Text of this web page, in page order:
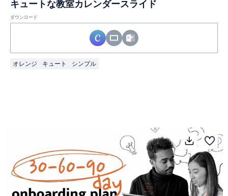
キュートな教室カレンダースライド
ダウンロード
オレンジ キュート シンプル